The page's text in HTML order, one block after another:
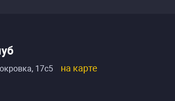
17с5 на карте